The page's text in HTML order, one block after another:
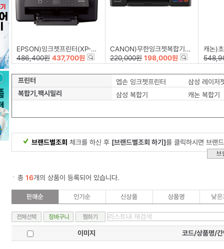
EPSON)잉크젯프린터(XP-15010)
486,400원 437,700원
CANON)무한잉크젯복합기(G3915)
220,000원 198,000원
캐논)초소
프린터 엡손 잉크젯프린터
삼성 레이저
복합기,팩시밀리
삼성 복합기 캐논 복합기
브랜드별조회 체크를 하신 후 [브랜드별조회 하기]를 클릭하시면 브랜
총 16개의 상품이 등록되어 있습니다.
이미지 코드/상품명/간